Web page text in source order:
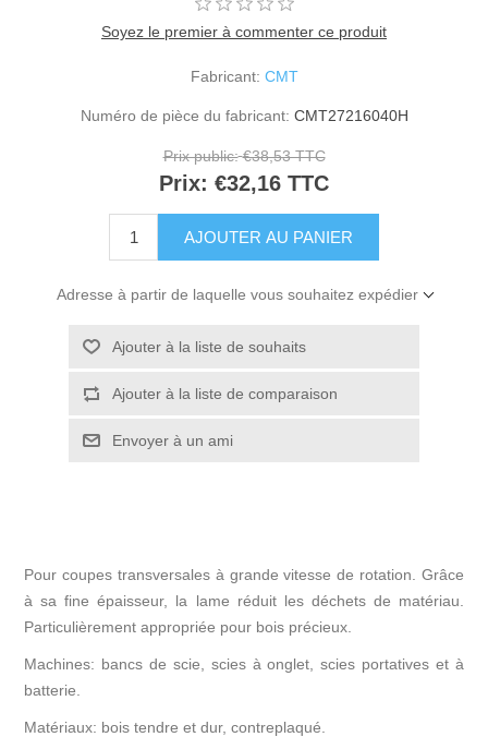
Soyez le premier à commenter ce produit
Fabricant: CMT
Numéro de pièce du fabricant: CMT27216040H
Prix public: €38,53 TTC
Prix: €32,16 TTC
Adresse à partir de laquelle vous souhaitez expédier
Pour coupes transversales à grande vitesse de rotation. Grâce
à sa fine épaisseur, la lame réduit les déchets de matériau.
Particulièrement appropriée pour bois précieux.
Machines: bancs de scie, scies à onglet, scies portatives et à
batterie.
Matériaux: bois tendre et dur, contreplaqué.